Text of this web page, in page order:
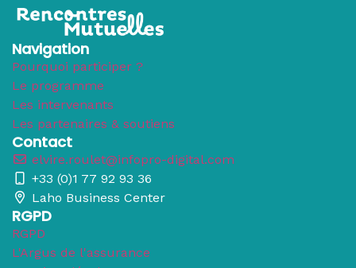
Navigation
Pourquoi participer ?
Le programme
Les intervenants
Les partenaires & soutiens
Contact
elvire.roulet@infopro-digital.com
+33 (0)1 77 92 93 36
Laho Business Center
RGPD
RGPD
L'Argus de l'assurance